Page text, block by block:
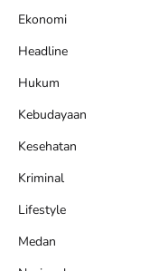
Ekonomi
Headline
Hukum
Kebudayaan
Kesehatan
Kriminal
Lifestyle
Medan